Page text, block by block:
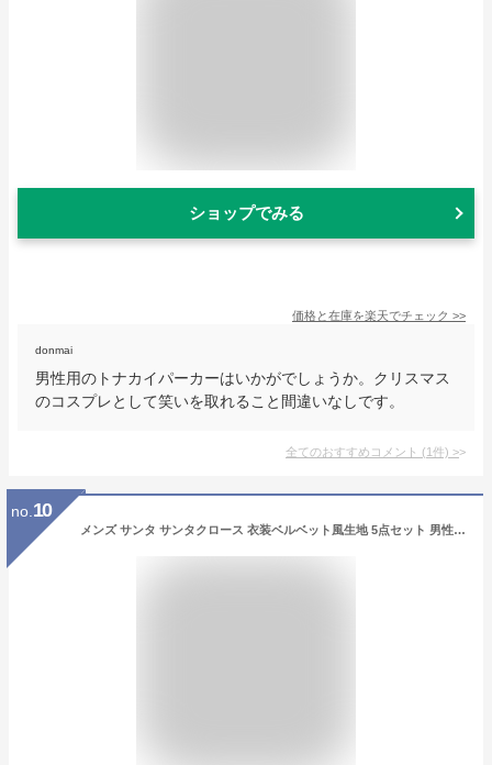
ショップでみる
価格と在庫を楽天でチェック >>
donmai
男性用のトナカイパーカーはいかがでしょうか。クリスマス
のコスプレとして笑いを取れること間違いなしです。
全てのおすすめコメント (1件) >
no. 10
メンズ サンタ サンタクロース 衣装ベルベット風生地 5点セット 男性 コスチューム クリスマス コスプレ 衣装 大きいサイズ 髭、ベルト付